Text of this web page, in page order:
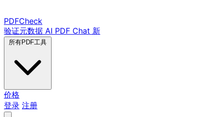
PDFCheck
验证元数据 AI PDF Chat 新
所有PDF工具
价格
登录 注册